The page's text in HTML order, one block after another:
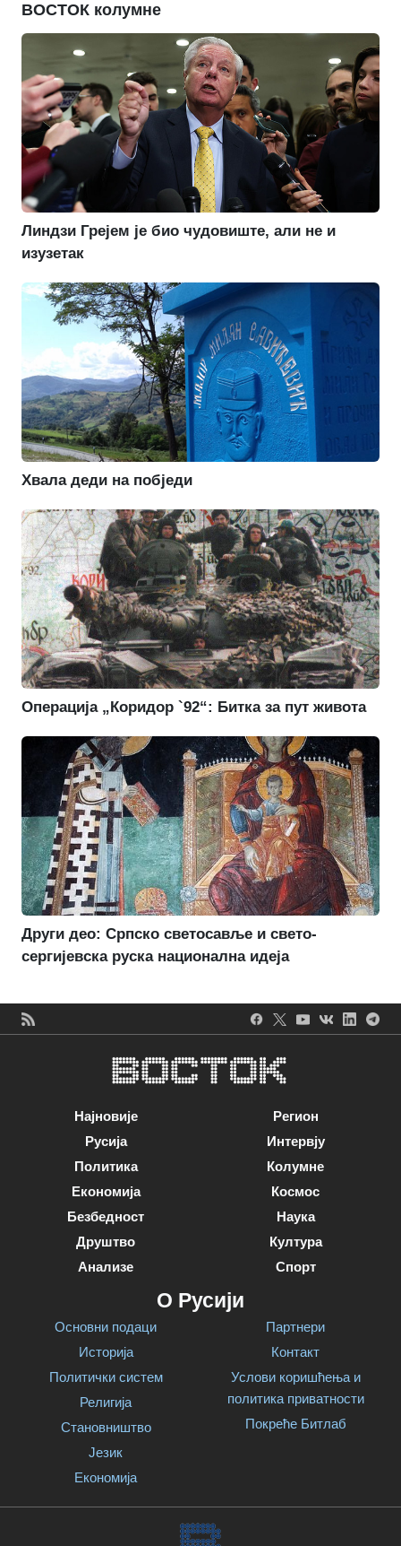
ВОСТОК колумне
Линдзи Грејем је био чудовиште, али не и
изузетак
Хвала деди на побједи
Операција „Коридор `92“: Битка за пут живота
Други део: Српско светосавље и свето-
сергијевска руска национална идеја
Најновије
Русија
Политика
Економија
Безбедност
Друштво
Анализе
Регион
Интервју
Колумне
Космос
Наука
Култура
Спорт
О Русији
Основни подаци
Историја
Политички систем
Религија
Становништво
Језик
Економија
Партнери
Контакт
Услови коришћења и
политика приватности
Покреће Битлаб